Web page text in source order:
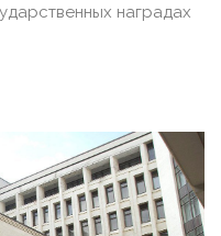
наградах